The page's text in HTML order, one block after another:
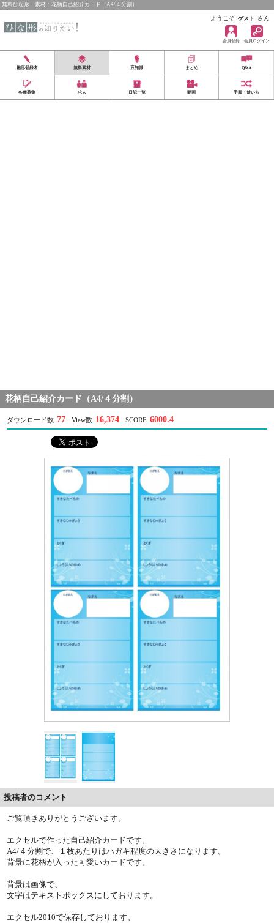
無料ひな形・素材：花柄自己紹介カード（A4/４分割）
ようこそ ゲスト さん
会員登録 会員ログイン
雛形登録者 無料素材 豆知識 まとめ Q&A
各種募集 求人 日記一覧 動画 手順・使い方
花柄自己紹介カード（A4/４分割）
ダウンロード数 77 View数 16,374 SCORE 6000.4
投稿者のコメント
ご覧頂きありがとうございます。
エクセルで作った自己紹介カードです。
A4/４分割で、１枚あたりはハガキ程度の大きさになります。
背景に花柄が入った可愛いカードです。
背景は画像で、
文字はテキストボックスにしております。
エクセル2010で保存しております。